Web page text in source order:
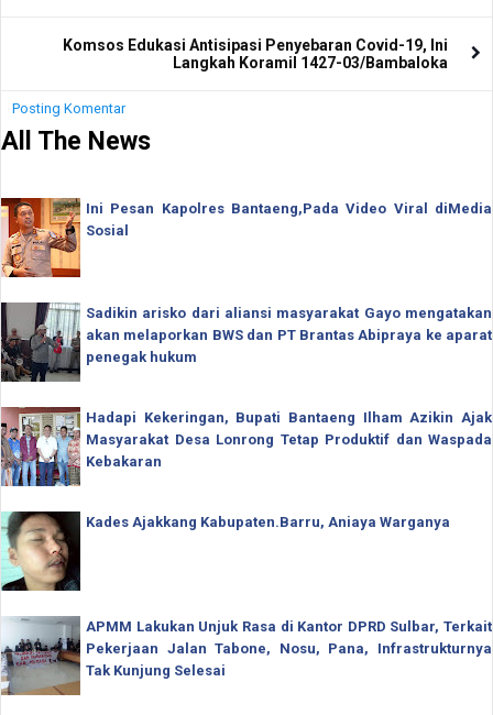
Komsos Edukasi Antisipasi Penyebaran Covid-19, Ini
Langkah Koramil 1427-03/Bambaloka
Posting Komentar
All The News
Ini Pesan Kapolres Bantaeng,Pada Video Viral diMedia
Sosial
Sadikin arisko dari aliansi masyarakat Gayo mengatakan
akan melaporkan BWS dan PT Brantas Abipraya ke aparat
penegak hukum
Hadapi Kekeringan, Bupati Bantaeng Ilham Azikin Ajak
Masyarakat Desa Lonrong Tetap Produktif dan Waspada
Kebakaran
Kades Ajakkang Kabupaten.Barru, Aniaya Warganya
APMM Lakukan Unjuk Rasa di Kantor DPRD Sulbar, Terkait
Pekerjaan Jalan Tabone, Nosu, Pana, Infrastrukturnya
Tak Kunjung Selesai